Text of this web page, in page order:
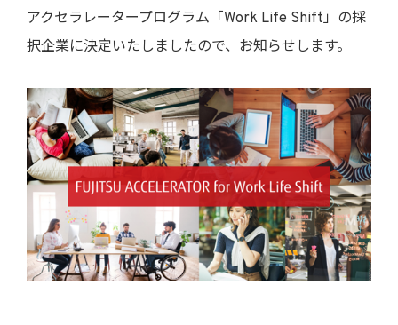
アクセラレータープログラム「Work Life Shift」の採
択企業に決定いたしましたので、お知らせします。